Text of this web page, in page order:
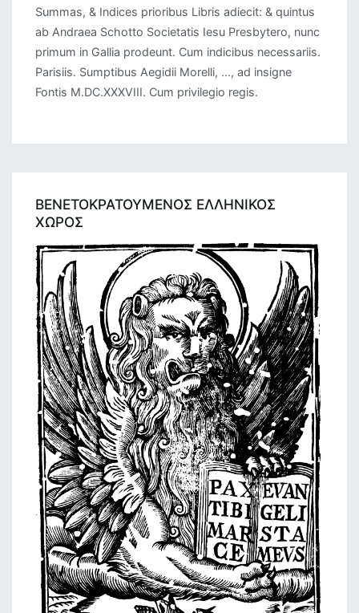
Summas, & Indices prioribus Libris adiecit: & quintus
ab Andraea Schotto Societatis Iesu Presbytero, nunc
primum in Gallia prodeunt. Cum indicibus necessariis.
Parisiis. Sumptibus Aegidii Morelli, ..., ad insigne
Fontis M.DC.XXXVIII. Cum privilegio regis.
ΒΕΝΕΤΟΚΡΑΤΟΥΜΕΝΟΣ ΕΛΛΗΝΙΚΟΣ
ΧΩΡΟΣ